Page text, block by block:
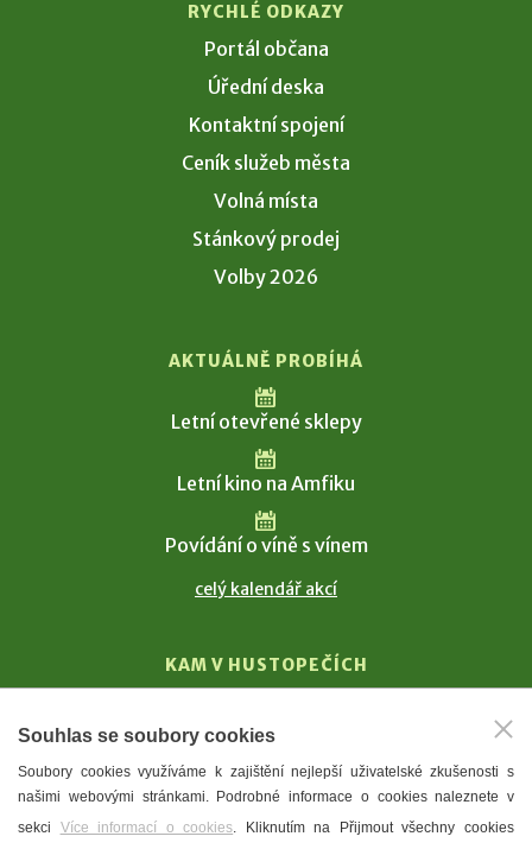
RYCHLÉ ODKAZY
Portál občana
Úřední deska
Kontaktní spojení
Ceník služeb města
Volná místa
Stánkový prodej
Volby 2026
AKTUÁLNĚ PROBÍHÁ
Letní otevřené sklepy
Letní kino na Amfiku
Povídání o víně s vínem
celý kalendář akcí
KAM V HUSTOPEČÍCH
T. G. Masaryk
Mandloně
Ubytování
Souhlas se soubory cookies
Soubory cookies využíváme k zajištění nejlepší uživatelské zkušenosti s
našimi webovými stránkami. Podrobné informace o cookies naleznete v
sekci Více informací o cookies. Kliknutím na Přijmout všechny cookies